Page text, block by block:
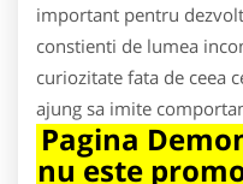
important pentru
constienti de lumea
curiozitate fata de ceea
ajung sa imite
Pagina
nu este